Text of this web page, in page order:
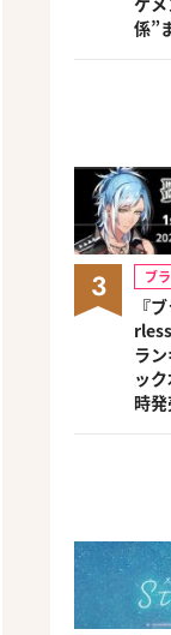
係”
3 ブ
『
ラ
ッ
時